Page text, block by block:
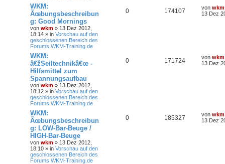
WKM:
Ãœbungsbeschreibun
g: Good Mornings
von wkm » 13 Dez 2012,
18:14 » in Vorschau auf den
geschlossenen Bereich des
Forums WKM-Training.de
0 174107 von wkm
13 Dez
WKM:
â€žSeiltechnikâ€œ -
Hilfsmittel zum
Spannungsaufbau
von wkm » 13 Dez 2012,
18:12 » in Vorschau auf den
geschlossenen Bereich des
Forums WKM-Training.de
0 171724 von wkm
13 Dez
WKM:
Ãœbungsbeschreibun
g: LOW-Bar-Beuge /
HIGH-Bar-Beuge
von wkm » 13 Dez 2012,
18:10 » in Vorschau auf den
geschlossenen Bereich des
Forums WKM-Training.de
0 185327 von wkm
13 Dez